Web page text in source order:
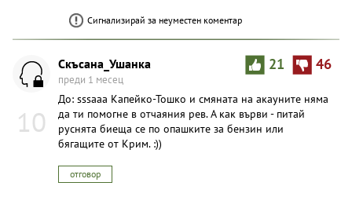
Сигнализирай за неуместен коментар
10
21 46
Скъсана_Ушанка
преди 1 месец
До: sssaaa Кaпейко-Тошко и смяната на акауните няма
да ти помогне в отчаяния рев. А как върви - питай
руснята биеща се по опашките за бензин или
бягащите от Крим. :))
отговор